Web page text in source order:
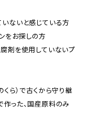
ないと感じている方
をお探しの方
剤を使用していないプ
くら）で古くから守り継
作った、国産原料のみ